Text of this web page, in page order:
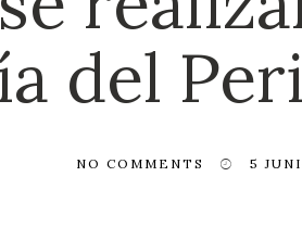
del
NO COMMENTS 5